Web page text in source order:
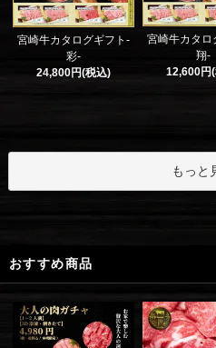
宮崎牛カタログギフト-
彩-
24,800円(税込)
宮崎牛カタロ
翔-
12,600円
もっと
おすすめ商品